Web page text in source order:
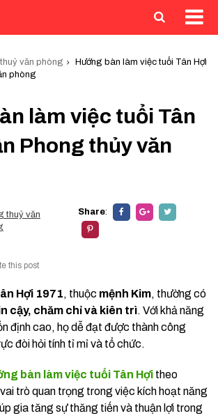
văn phòng
Hướng bàn làm việc tuổi Tân Hợi
phòng
làm việc tuổi Tân
Phong thủy văn
thuỷ văn
Share:
this post
Hợi 1971, thuộc mệnh Kim, thường có
cậy, chăm chỉ và kiên trì. Với khả năng
định cao, họ dễ đạt được thành công
đòi hỏi tính tỉ mỉ và tổ chức.
bàn làm việc tuổi Tân Hợi theo
trò quan trọng trong việc kích hoạt năng
gia tăng sự thăng tiến và thuận lợi trong